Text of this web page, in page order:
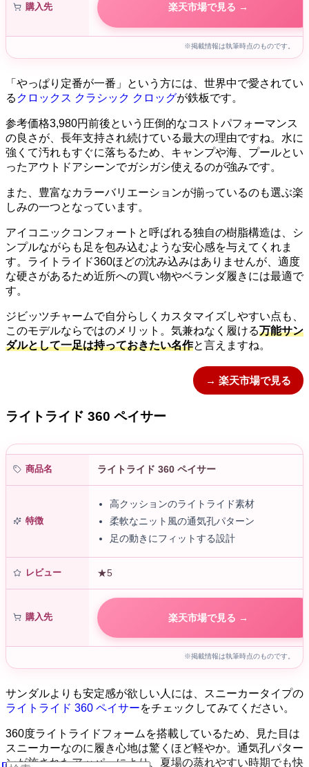
購入先 楽天市場で見る →
※掲載情報は執筆時点のものです。
「やっぱり定番が一番」という方には、世界中で愛されてい
る クロックス クラシック クロッグが鉄板です。
参考価格3,980円前後という圧倒的なコストパフォーマンス
の良さが、長年支持され続けている最大の理由ですね。水に
強くて汚れもすぐに落ちるため、キャンプや海、プールとい
ったアウトドアシーンでガシガシ使えるのが強みです。
また、豊富なカラーバリエーションが揃っているのも選ぶ楽
しみの一つとなっています。
アイコニックコンフォートと呼ばれる独自の樹脂構造は、シ
ンプルながらも足を包み込むような安心感を与えてくれま
す。ライトライド360ほどの沈み込みはありませんが、適度
な硬さがあるため近所への買い物やベランダ履きには最適で
す。
ジビッツチャームで自分らしくカスタマイズしやすい点も、
このモデルならではのメリット。気兼ねなく履ける万能サン
ダルとして一足は持っておきたい名作と言えますね。
→ 楽天市場で見る
ライトライド 360 ペイサー
商品名 ライトライド 360 ペイサー
特徴
高クッションのライトライド素材
柔軟なニット風の通気孔パターン
足の動きにフィットする設計
レビュー ★5
購入先 楽天市場で見る →
※掲載情報は執筆時点のものです。
サンダルよりも安定感が欲しい人には、スニーカータイプの
ライトライド 360 ペイサーをチェックしてみてください。
360度ライトライドフォームを搭載しているため、見た目は
スニーカーなのに履き心地は驚くほど軽やか。通気孔パター
ンが施されたアッパーにより、夏場の蒸れやすい時期でも快